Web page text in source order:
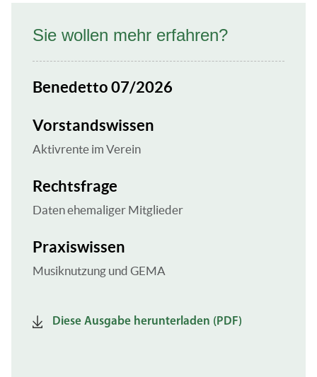
Sie wollen mehr erfahren?
Benedetto 07/2026
Vorstandswissen
Aktivrente im Verein
Rechtsfrage
Daten ehemaliger Mitglieder
Praxiswissen
Musiknutzung und GEMA
Diese Ausgabe herunterladen (PDF)